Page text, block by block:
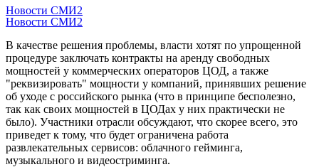
Новости СМИ2
Новости СМИ2
В качестве решения проблемы, власти хотят по упрощенной
процедуре заключать контракты на аренду свободных
мощностей у коммерческих операторов ЦОД, а также
"реквизировать" мощности у компаний, принявших решение
об уходе с российского рынка (что в принципе бесполезно,
так как своих мощностей в ЦОДах у них практически не
было). Участники отрасли обсуждают, что скорее всего, это
приведет к тому, что будет ограничена работа
развлекательных сервисов: облачного гейминга,
музыкального и видеостриминга.